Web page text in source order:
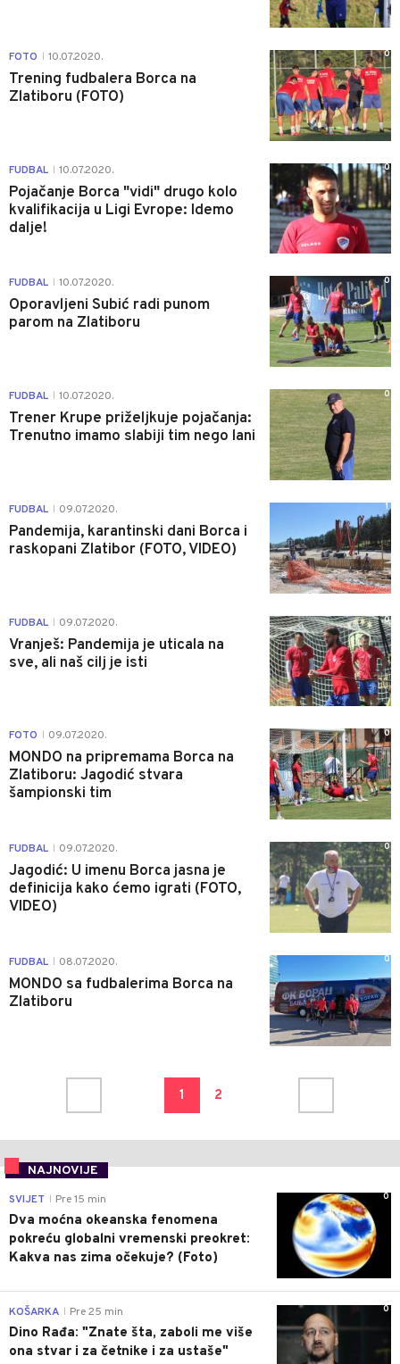
FOTO 10.07.2020.
Trening fudbalera Borca na
Zlatiboru (FOTO)
0
FUDBAL 10.07.2020.
Pojačanje Borca "vidi" drugo kolo
kvalifikacija u Ligi Evrope: Idemo
dalje!
0
FUDBAL 10.07.2020.
Oporavljeni Subić radi punom
parom na Zlatiboru
0
FUDBAL 10.07.2020.
Trener Krupe priželjkuje pojačanja:
Trenutno imamo slabiji tim nego lani
0
FUDBAL 09.07.2020.
Pandemija, karantinski dani Borca i
raskopani Zlatibor (FOTO, VIDEO)
1
FUDBAL 09.07.2020.
Vranješ: Pandemija je uticala na
sve, ali naš cilj je isti
0
FOTO 09.07.2020.
MONDO na pripremama Borca na
Zlatiboru: Jagodić stvara
šampionski tim
0
FUDBAL 09.07.2020.
Jagodić: U imenu Borca jasna je
definicija kako ćemo igrati (FOTO,
VIDEO)
0
FUDBAL 08.07.2020.
MONDO sa fudbalerima Borca na
Zlatiboru
0
1 2
NAJNOVIJE
0
SVIJET Pre 15 min
Dva moćna okeanska fenomena
pokreću globalni vremenski preokret:
Kakva nas zima očekuje? (Foto)
0
KOŠARKA Pre 25 min
Dino Rađa: "Znate šta, zaboli me više
ona stvar i za četnike i za ustaše"